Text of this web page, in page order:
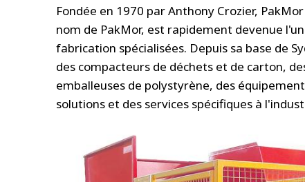
Fondée en 1970 par Anthony Crozier,
nom de PakMor, est rapidement devenue
fabrication spécialisées. Depuis sa base de
des compacteurs de déchets et de carton,
emballeuses de polystyrène, des
solutions et des services spécifiques à